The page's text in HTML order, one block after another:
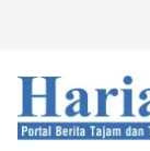
content